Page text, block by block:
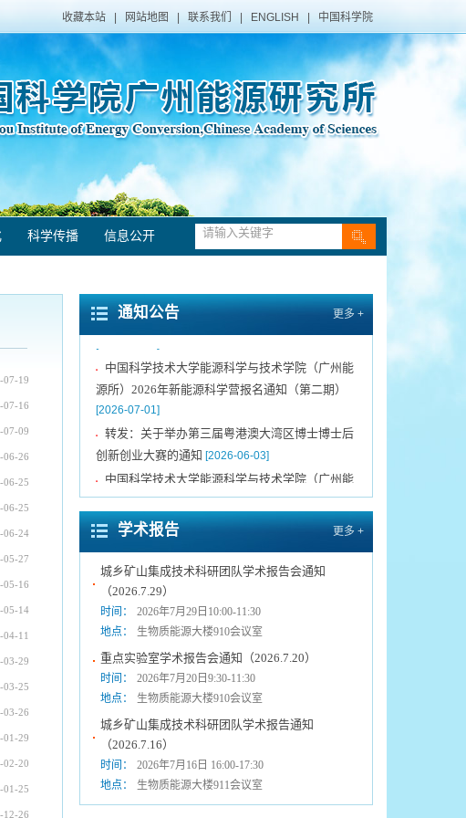
收藏本站 网站地图 联系我们 ENGLISH 中国科学院
科学传播 信息公开
07-19
07-16
07-09
06-26
06-25
06-25
06-24
05-27
05-16
05-14
04-11
03-29
03-25
03-26
01-29
02-20
01-25
12-26
通知公告 更多 +
转发《关于发布第三届粤港澳大湾区博士博士后
创新创业大赛揭榜领题赛张榜项目榜单的公告》
[2026-07-09]
中国科学技术大学能源科学与技术学院（广州能
源所）2026年新能源科学营报名通知（第二期）
[2026-07-01]
转发：关于举办第三届粤港澳大湾区博士博士后
创新创业大赛的通知 [2026-06-03]
中国科学技术大学能源科学与技术学院（广州能
源所）2026年普通招考（申请-考核制）博士生综
合考核实施细则[2026-04-15]
关于延长2026年博士研究生报名时间的通告
中国科学院广州能源研究所声明
转发《关于发布第三届粤港澳大湾区博士博士后
创新创业大赛揭榜领题赛张榜项目榜单的公告》
[2026-07-09]
中国科学技术大学能源科学与技术学院（广州能
源所）2026年新能源科学营报名通知（第二期）
[2026-07-01]
转发：关于举办第三届粤港澳大湾区博士博士后
创新创业大赛的通知[2026-06-03]
学术报告 更多 +
城乡矿山集成技术科研团队学术报告会通知
（2026.7.29）
时间：
2026年7月29日10:00-11:30
地点：
生物质能源大楼910会议室
重点实验室学术报告会通知（2026.7.20）
时间：
2026年7月20日9:30-11:30
地点：
生物质能源大楼910会议室
城乡矿山集成技术科研团队学术报告通知
（2026.7.16）
时间：
2026年7月16日 16:00-17:30
地点：
生物质能源大楼911会议室